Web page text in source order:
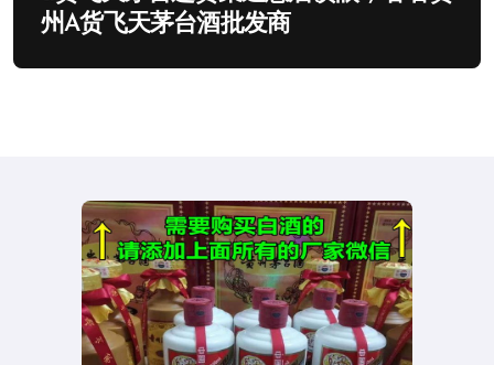
州A货飞天茅台酒批发商